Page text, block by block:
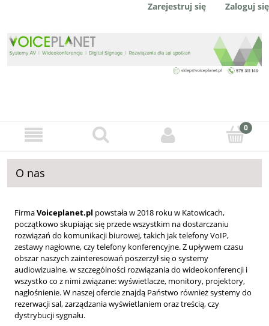
Zarejestruj się Zaloguj się
O nas
FirmaVoiceplanet.pl powstała w 2018 roku w Katowicach,
początkowo skupiając się przede wszystkim na dostarczaniu
rozwiązań do komunikacji biurowej, takich jak telefony VoIP,
zestawy nagłowne, czy telefony konferencyjne. Z upływem czasu
obszar naszych zainteresowań poszerzył się o systemy
audiowizualne, w szczególności rozwiązania do wideokonferencji i
wszystko co z nimi związane: wyświetlacze, monitory, projektory,
nagłośnienie. W naszej ofercie znajdą Państwo również systemy do
rezerwacji sal, zarządzania wyświetlaniem oraz treścią, czy
dystrybucji sygnału.